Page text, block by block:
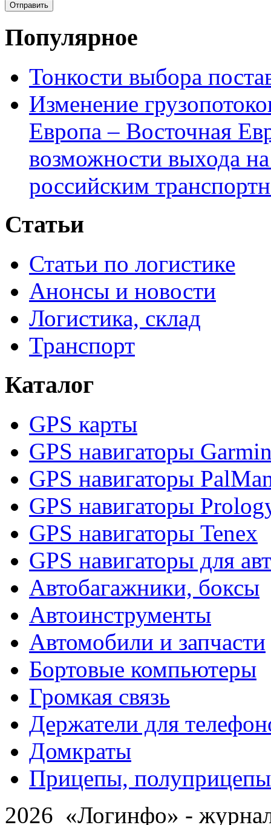
Популярное
Тонкости выбора
Изменение
Европа – Восточная
возможности выхода
российским
Статьи
Статьи по логистике
Анонсы и новости
Логистика, склад
Транспорт
Каталог
GPS карты
GPS навигаторы
GPS навигаторы
GPS навигаторы
GPS навигаторы Tenex
GPS навигаторы для
Автобагажники, боксы
Автоинструменты
Автомобили и запчасти
Бортовые компьютеры
Громкая связь
Держатели для
Домкраты
Прицепы, полуприцепы
2026 «Логинфо» -